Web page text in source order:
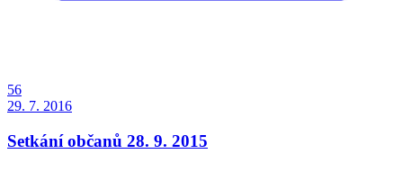
56
29. 7. 2016
Setkání občanů 28. 9. 2015